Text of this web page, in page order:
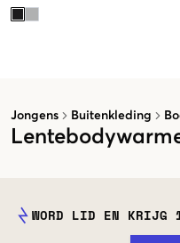
Jongens Buitenkleding
WORD LID EN KRIJG